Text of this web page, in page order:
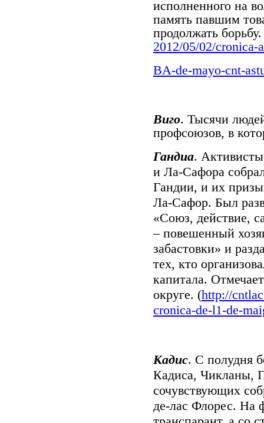
исполненного на
память павшим
продолжать
2012/05/02/cronica-
BA-de-mayo-cnt-
Виго. Тысячи
профсоюзов, в
Гандиа.
и Ла-Сафора
Гандии, и их
Ла-Сафор. Был
«Союз, действие,
– повешенный
забастовки» и
тех, кто
капитала.
округе. (http://
cronica-de-l1-de-
Кадис. С полудня
Кадиса, Чикланы,
сочувствующих
де-лас Флорес. На